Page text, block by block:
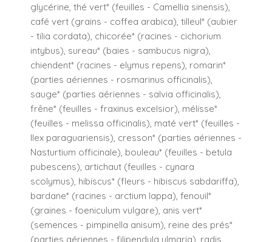
glycérine, thé vert* (feuilles - Camellia sinensis),
café vert (grains - coffea arabica), tilleul* (aubier
- tilia cordata), chicorée* (racines - cichorium
intybus), sureau* (baies - sambucus nigra),
chiendent* (racines - elymus repens), romarin*
(parties aériennes - rosmarinus officinalis),
sauge* (parties aériennes - salvia officinalis),
frêne* (feuilles - fraxinus excelsior), mélisse*
(feuilles - melissa officinalis), maté vert* (feuilles -
Ilex paraguariensis), cresson* (parties aériennes -
Nasturtium officinale), bouleau* (feuilles - betula
pubescens), artichaut (feuilles - cynara
scolymus), hibiscus* (fleurs - hibiscus sabdariffa),
bardane* (racines - arctium lappa), fenouil*
(graines - foeniculum vulgare), anis vert*
(semences - pimpinella anisum), reine des prés*
(parties aériennes - filipendula ulmaria), radis